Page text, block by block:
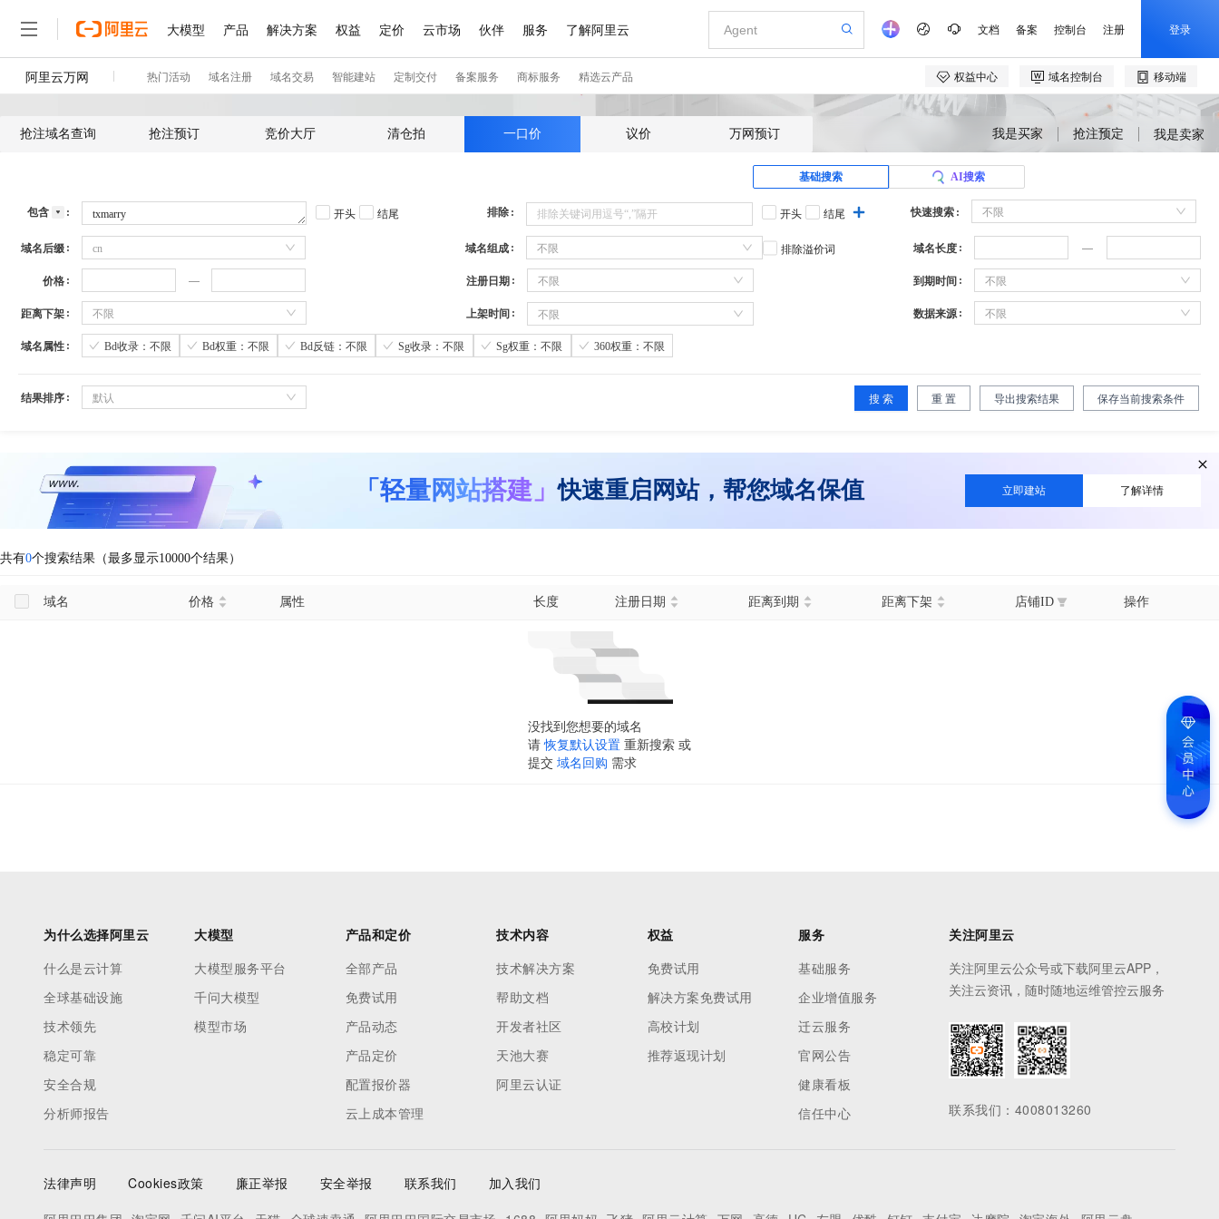
抢注域名查询 抢注预订 竞价大厅 清仓拍 一口价 议价 万网预订 我是买家 抢注预定 我是卖家
基础搜索 AI搜索
包含 开头 结尾 排除 开头 结尾 快速搜索 不限
域名后缀 cn 域名组成 不限 排除溢价词 域名长度
价格 注册日期 不限 到期时间 不限
距离下架 不限 上架时间 不限 数据来源 不限
域名属性 Bd收录：不限 Bd权重：不限 Bd反链：不限 Sg收录：不限 Sg权重：不限 360权重：不限
结果排序 默认 搜 索 重 置 导出搜索结果 保存当前搜索条件
「轻量网站搭建」快速重启网站，帮您域名保值 立即建站 了解详情
共有0个搜索结果（最多显示10000个结果）
域名 价格 属性 长度 注册日期 距离到期 距离下架 店铺ID 操作
没找到您想要的域名
请 恢复默认设置 重新搜索 或
提交 域名回购 需求